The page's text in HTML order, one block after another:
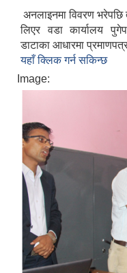
अनलाइनमा विवरण
लिएर वडा कार्यालय
डाटाका आधारमा
यहाँ क्लिक गर्न सकिन्छ
Image: